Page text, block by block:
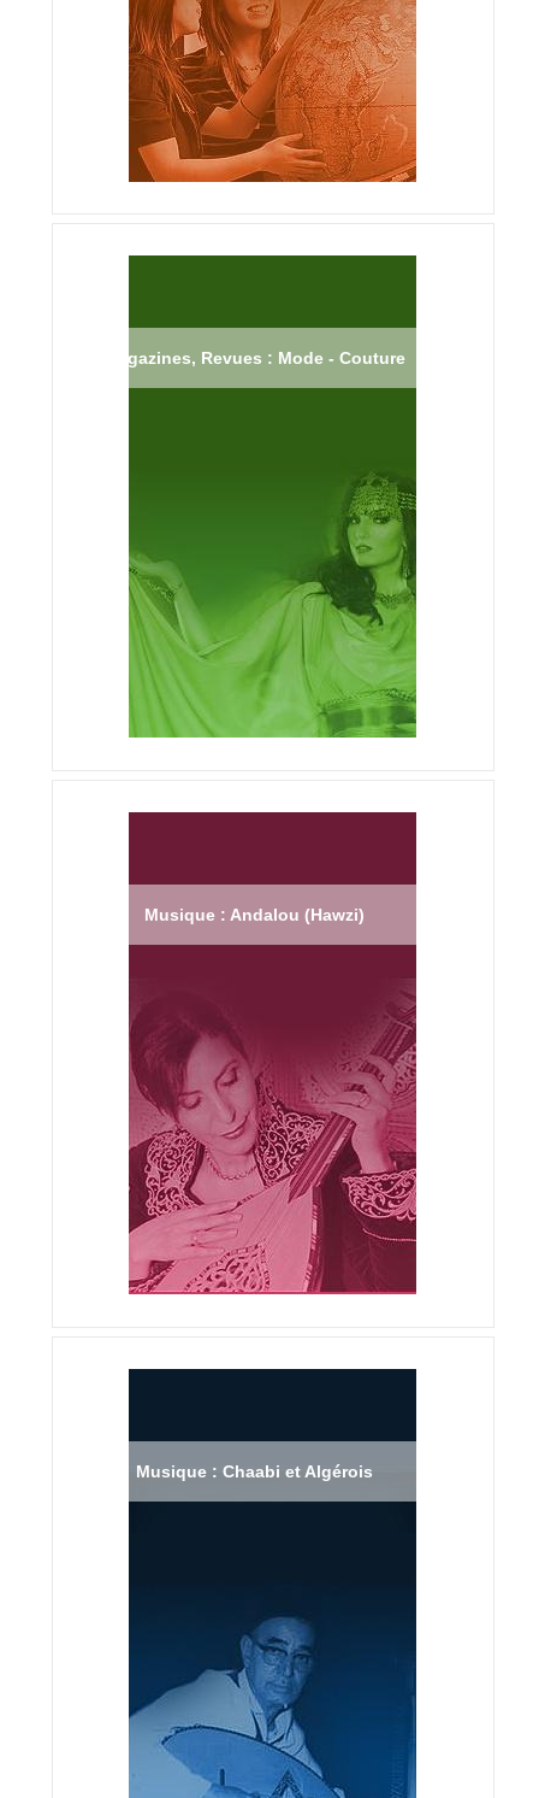
Magazines, Revues : Mode - Couture
Musique : Andalou (Hawzi)
Musique : Chaabi et Algérois